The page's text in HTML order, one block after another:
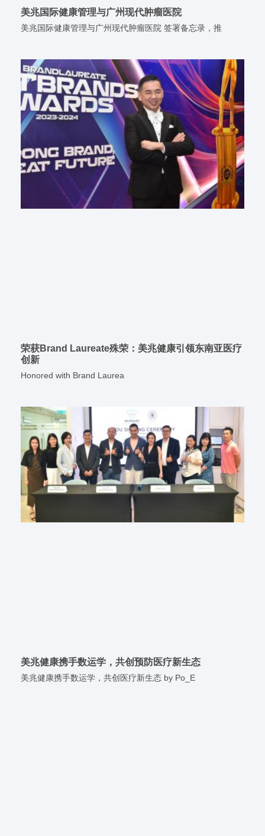
美兆国际健康管理与广州现代肿瘤医院
美兆国际健康管理与广州现代肿瘤医院 签署备忘录，推
荣获Brand Laureate殊荣：美兆健康引领东南亚医疗
创新
Honored with Brand Laurea
美兆健康携手数运学，共创预防医疗新生态
美兆健康携手数运学，共创医疗新生态 by Po_E